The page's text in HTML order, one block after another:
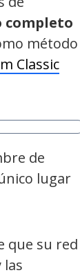
completo
método
Classic
de
lugar
que su red